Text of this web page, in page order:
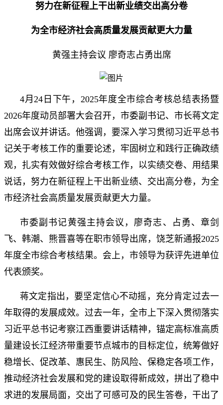
努力在新征程上干出新业绩交出高分卷
为全市经济社会高质量发展贡献更大力量
黄强主持会议 廖奇志占勇出席
4月24日下午，2025年度全市综合考核总结表扬暨
2026年度动员部署大会召开，市委副书记、市长蒋文定
出席会议并讲话。他强调，要深入学习贯彻习近平总书
记关于考核工作的重要论述，牢固树立和践行正确政绩
观，扎实有效做好综合考核工作，以实绩交卷、用结果
说话，努力在新征程上干出新业绩、交出高分卷，为全
市经济社会高质量发展贡献更大力量。
市委副书记黄强主持会议，廖奇志、占勇、章剑
飞、韩潮、熊晋喜等在职市领导出席，饶芝新通报2025
年度全市综合考核结果。会上，市领导为获评先进单位
代表颁奖。
蒋文定指出，要坚定信心不动摇，充分肯定过去一
年取得的发展成效。过去一年，全市上下深入贯彻落实
习近平总书记考察江西重要讲话精神，锚定高标准高质
量建设长江经济带重要节点城市的目标定位，统筹做好
稳增长、促改革、惠民生、防风险、保稳定各项工作，
推动经济社会发展和党的建设取得新成效，拼出了稳中
求进的发展局面，交出了可感可及的民生答卷，干出了